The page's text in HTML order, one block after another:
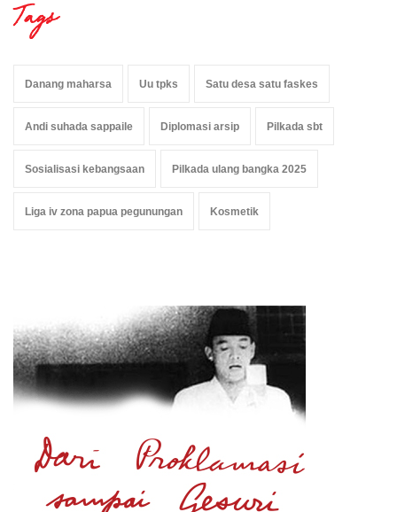
Tags
Danang maharsa Uu tpks Satu desa satu faskes
Andi suhada sappaile Diplomasi arsip Pilkada sbt
Sosialisasi kebangsaan Pilkada ulang bangka 2025
Liga iv zona papua pegunungan Kosmetik